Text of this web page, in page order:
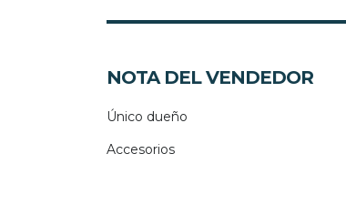
NOTA DEL VENDEDOR
Único dueño
Accesorios